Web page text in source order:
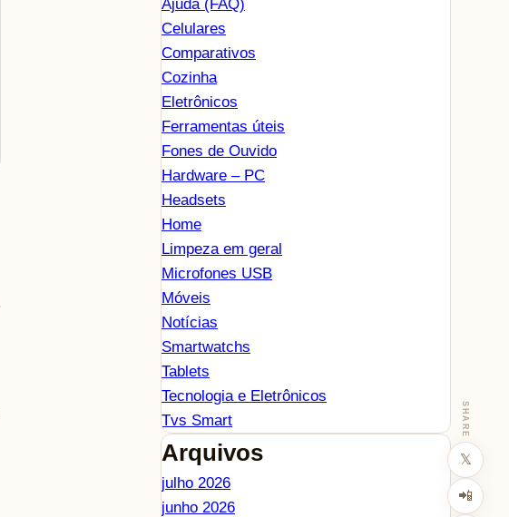
SHARE
𝕏
📲
Ajuda (FAQ)
Celulares
Comparativos
Cozinha
Eletrônicos
Ferramentas úteis
Fones de Ouvido
Hardware – PC
Headsets
Home
Limpeza em geral
Microfones USB
Móveis
Notícias
Smartwatchs
Tablets
Tecnologia e Eletrônicos
Tvs Smart
Arquivos
julho 2026
junho 2026